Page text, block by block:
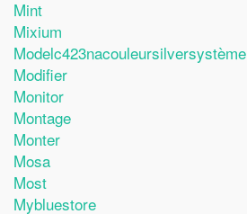
Mint
Mixium
Modelc423nacouleursilversystème
Modifier
Monitor
Montage
Monter
Mosa
Most
Mybluestore